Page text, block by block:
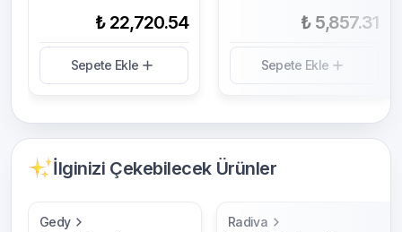
₺ 22,720.54
Sepete Ekle
₺ 5,857.31
Sepete Ekle
İlginizi Çekebilecek Ürünler
Gedy
Radiva